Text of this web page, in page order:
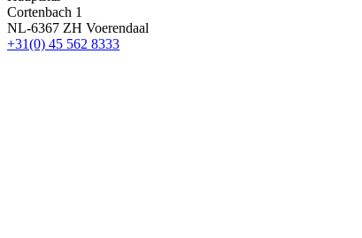
Cortenbach 1
NL-6367 ZH Voerendaal
+31(0) 45 562 8333